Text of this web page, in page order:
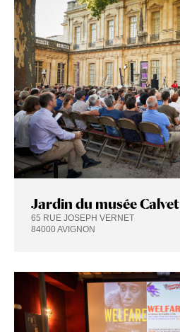
Jardin du musée Calvet
65 RUE JOSEPH VERNET
84000 AVIGNON